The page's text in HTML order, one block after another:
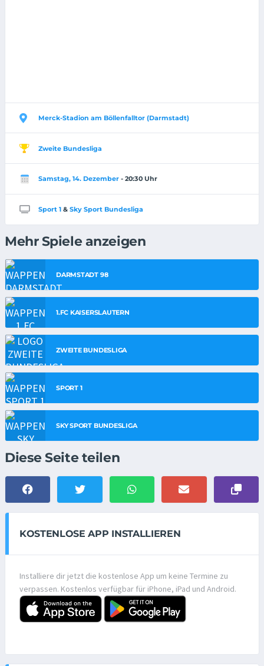
Merck-Stadion am Böllenfalltor (Darmstadt)
Zweite Bundesliga
Samstag, 14. Dezember - 20:30 Uhr
Sport 1 & Sky Sport Bundesliga
Mehr Spiele anzeigen
DARMSTADT 98
1.FC KAISERSLAUTERN
ZWEITE BUNDESLIGA
SPORT 1
SKY SPORT BUNDESLIGA
Diese Seite teilen
KOSTENLOSE APP INSTALLIEREN
Installiere dir jetzt die kostenlose App um keine Termine zu
verpassen. Kostenlos verfügbar für iPhone, iPad und Android.